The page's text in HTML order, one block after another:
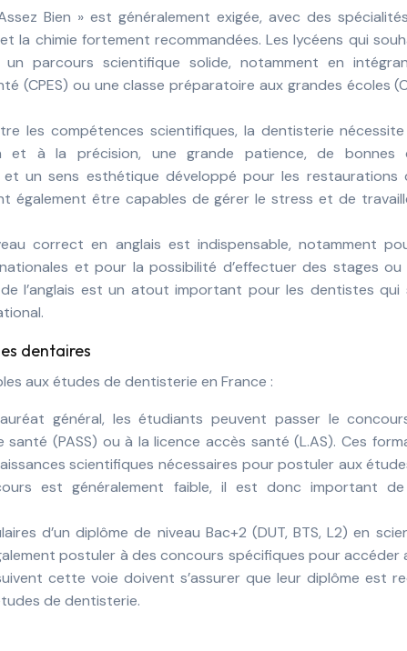
Bien » est généralement exigée, avec des
la chimie fortement recommandées. Les lycéens qui
un parcours scientifique solide, notamment en
(CPES) ou une classe préparatoire aux grandes écoles
les compétences scientifiques, la dentisterie
et à la précision, une grande patience, de bonnes
et un sens esthétique développé pour les restaurations
également être capables de gérer le stress et de
correct en anglais est indispensable, notamment
et pour la possibilité d’effectuer des stages
de l’anglais est un atout important pour les dentistes qui
dentaires
aux études de dentisterie en France :
général, les étudiants peuvent passer le
(PASS) ou à la licence accès santé (L.AS). Ces
scientifiques nécessaires pour postuler aux
est généralement faible, il est donc important de
d’un diplôme de niveau Bac+2 (DUT, BTS, L2) en
postuler à des concours spécifiques pour accéder
cette voie doivent s’assurer que leur diplôme est
de dentisterie.